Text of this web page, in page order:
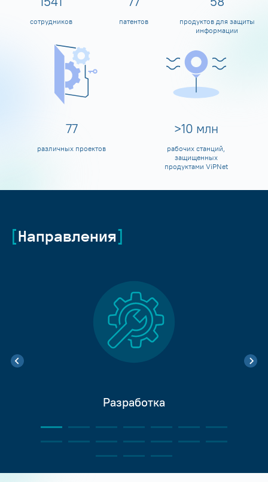
сотрудников патентов
продуктов для защиты
информации
80
различных проектов
>10 млн
рабочих станций,
защищенных
продуктами ViPNet
Направления
Разработка